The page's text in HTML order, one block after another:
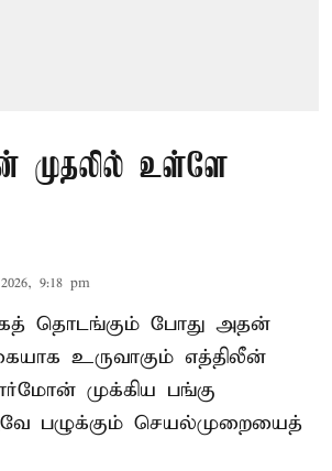
முதலில் உள்ளே
9:18 pm
தொடங்கும் போது அதன்
உருவாகும் எத்திலீன்
முக்கிய பங்கு
பழுக்கும் செயல்முறையைத்